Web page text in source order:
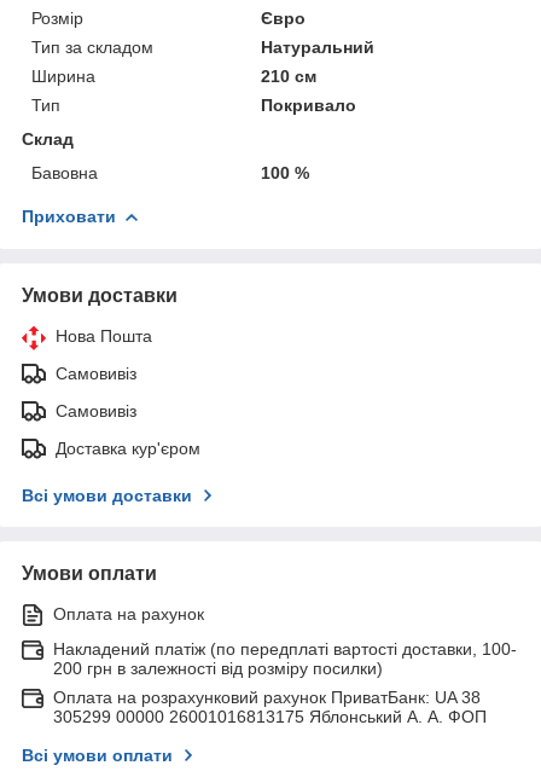
Розмір
Євро
Тип за складом
Натуральний
Ширина
210 см
Тип
Покривало
Склад
Бавовна
100 %
Приховати
Умови доставки
Нова Пошта
Самовивіз
Самовивіз
Доставка кур'єром
Всі умови доставки
Умови оплати
Оплата на рахунок
Накладений платіж (по передплаті вартості доставки, 100-
200 грн в залежності від розміру посилки)
Оплата на розрахунковий рахунок ПриватБанк: UA 38
305299 00000 26001016813175 Яблонський А. А. ФОП
Всі умови оплати